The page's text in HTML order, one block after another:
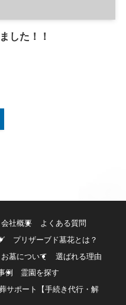
した！！
会社概要
よくある質問
プリザーブド墓花とは？
お墓について
選ばれる理由
例
霊園を探す
サポート【手続き代行・解